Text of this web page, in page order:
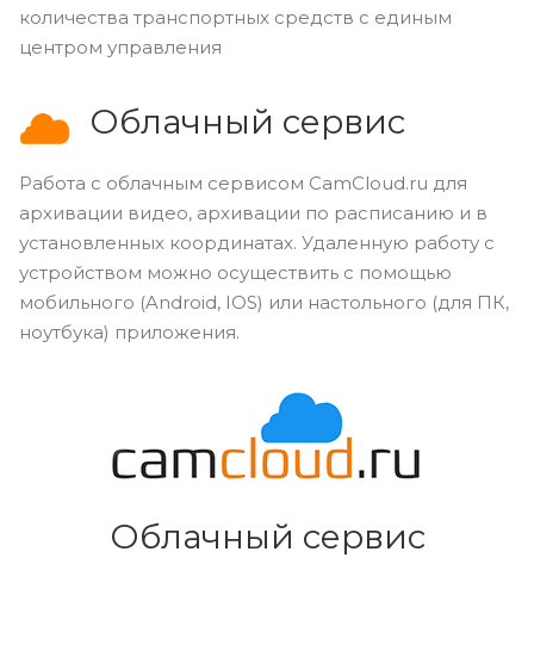
количества транспортных средств с единым
центром управления
Облачный сервис
Работа с облачным сервисом CamCloud.ru для
архивации видео, архивации по расписанию и в
установленных координатах. Удаленную работу с
устройством можно осуществить с помощью
мобильного (Android, IOS) или настольного (для ПК,
ноутбука) приложения.
Облачный сервис